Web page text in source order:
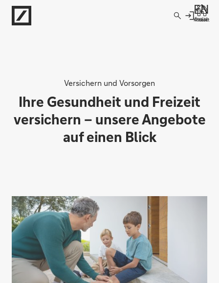
Direkt zur Hauptnavigation (Enter drücken)
Kontakt
English
Filiale
Versichern und Vorsorgen
Ihre Gesundheit und Freizeit
versichern – unsere Angebote
auf einen Blick